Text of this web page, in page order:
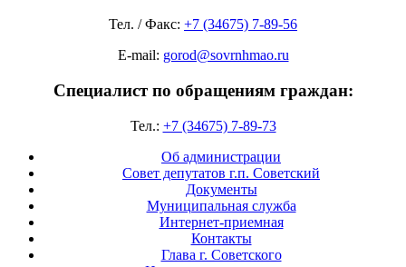
Тел. / Факс: +7 (34675) 7-89-56
E-mail: gorod@sovrnhmao.ru
Специалист по обращениям граждан:
Тел.: +7 (34675) 7-89-73
Об администрации
Совет депутатов г.п. Советский
Документы
Муниципальная служба
Интернет-приемная
Контакты
Глава г. Советского